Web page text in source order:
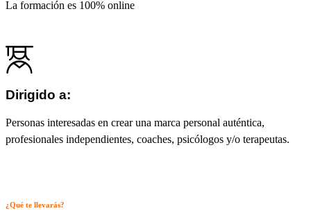
La formación es 100% online
Dirigido a:
Personas interesadas en crear una marca personal auténtica,
profesionales independientes, coaches, psicólogos y/o terapeutas.
¿Qué te llevarás?